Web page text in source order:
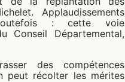
Applaudissements
: cette voie
Conseil Départemental,
des compétences
peut récolter les mérites